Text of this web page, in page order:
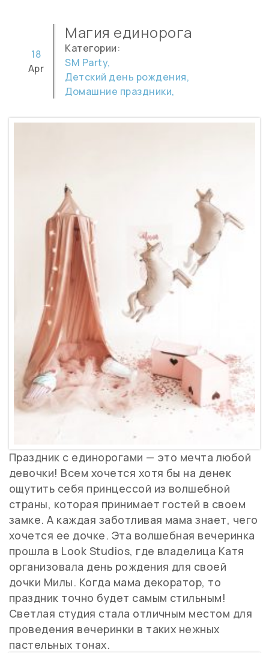
Магия единорога
18
Apr
Категории:
SM Party,
Детский день рождения,
Домашние праздники,
Праздник с единорогами — это мечта любой
девочки! Всем хочется хотя бы на денек
ощутить себя принцессой из волшебной
страны, которая принимает гостей в своем
замке. А каждая заботливая мама знает, чего
хочется ее дочке. Эта волшебная вечеринка
прошла в Look Studios, где владелица Катя
организовала день рождения для своей
дочки Милы. Когда мама декоратор, то
праздник точно будет самым стильным!
Светлая студия стала отличным местом для
проведения вечеринки в таких нежных
пастельных тонах.